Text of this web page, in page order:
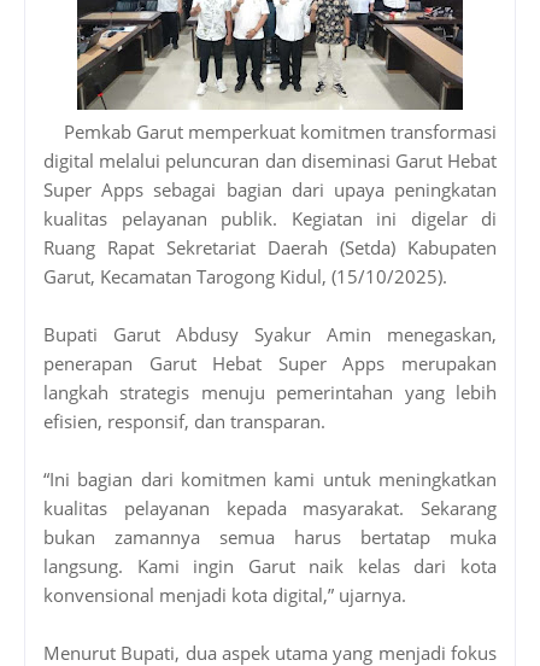
Pemkab Garut memperkuat komitmen transformasi
digital melalui peluncuran dan diseminasi Garut Hebat
Super Apps sebagai bagian dari upaya peningkatan
kualitas pelayanan publik. Kegiatan ini digelar di
Ruang Rapat Sekretariat Daerah (Setda) Kabupaten
Garut, Kecamatan Tarogong Kidul, (15/10/2025).
Bupati Garut Abdusy Syakur Amin menegaskan,
penerapan Garut Hebat Super Apps merupakan
langkah strategis menuju pemerintahan yang lebih
efisien, responsif, dan transparan.
“Ini bagian dari komitmen kami untuk meningkatkan
kualitas pelayanan kepada masyarakat. Sekarang
bukan zamannya semua harus bertatap muka
langsung. Kami ingin Garut naik kelas dari kota
konvensional menjadi kota digital,” ujarnya.
Menurut Bupati, dua aspek utama yang menjadi fokus